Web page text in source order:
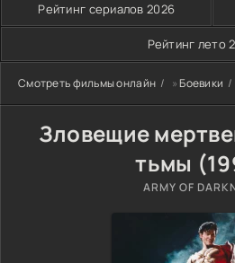
Рейтинг сериалов 2026
Рейтинг лето
Смотреть фильмы онлайн »Боевики
Зловещие
тьмы
ARMY OF